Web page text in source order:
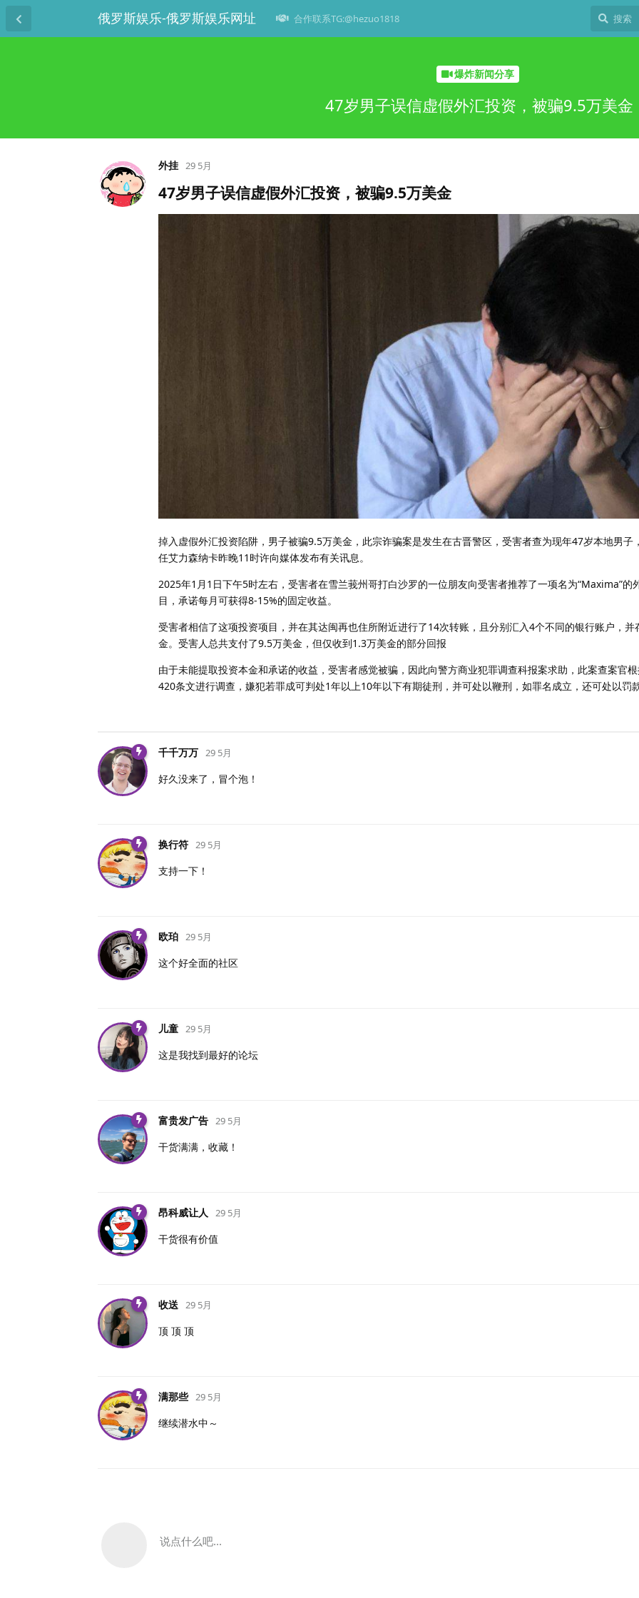
俄罗斯娱乐-俄罗斯娱乐网址 合作联系TG:@hezuo1818
爆炸新闻分享
47岁男子误信虚假外汇投资，被骗9.5万美金
外挂 29 5月
47岁男子误信虚假外汇投资，被骗9.5万美金
掉入虚假外汇投资陷阱，男子被骗9.5万美金，此宗诈骗案是发生在古晋警区，受害者查为现年47岁本地男子
任艾力森纳卡昨晚11时许向媒体发布有关讯息。
2025年1月1日下午5时左右，受害者在雪兰莪州哥打白沙罗的一位朋友向受害者推荐了一项名为“Maxima”的
目，承诺每月可获得8-15%的固定收益。
受害者相信了这项投资项目，并在其达闽再也住所附近进行了14次转账，且分别汇入4个不同的银行账户，并
金。受害人总共支付了9.5万美金，但仅收到1.3万美金的部分回报
由于未能提取投资本金和承诺的收益，受害者感觉被骗，因此向警方商业犯罪调查科报案求助，此案查案官
420条文进行调查，嫌犯若罪成可判处1年以上10年以下有期徒刑，并可处以鞭刑，如罪名成立，还可处以罚款
千千万万 29 5月
好久没来了，冒个泡！
换行符 29 5月
支持一下！
欧珀 29 5月
这个好全面的社区
儿童 29 5月
这是我找到最好的论坛
富贵发广告 29 5月
干货满满，收藏！
昂科威让人 29 5月
干货很有价值
收送 29 5月
顶 顶 顶
满那些 29 5月
继续潜水中～
说点什么吧...